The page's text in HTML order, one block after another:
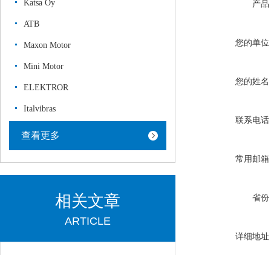
Katsa Oy
ATB
Maxon Motor
Mini Motor
ELEKTROR
Italvibras
查看更多
相关文章
ARTICLE
产品
您的单位
您的姓名
联系电话
常用邮箱
省份
详细地址